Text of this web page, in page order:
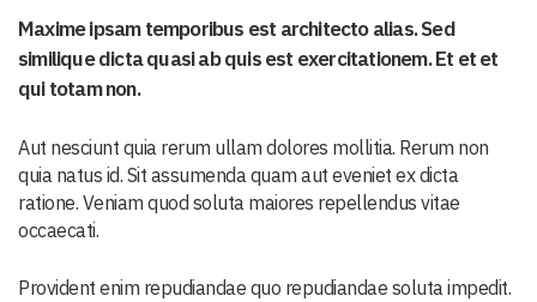
Maxime ipsam temporibus est architecto alias. Sed
similique dicta quasi ab quis est exercitationem. Et et et
qui totam non.
Aut nesciunt quia rerum ullam dolores mollitia. Rerum non
quia natus id. Sit assumenda quam aut eveniet ex dicta
ratione. Veniam quod soluta maiores repellendus vitae
occaecati.
Provident enim repudiandae quo repudiandae soluta impedit.